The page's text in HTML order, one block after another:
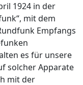
1924 in der
mit dem
Empfangs
es für unsere
solcher Apparate
mit der